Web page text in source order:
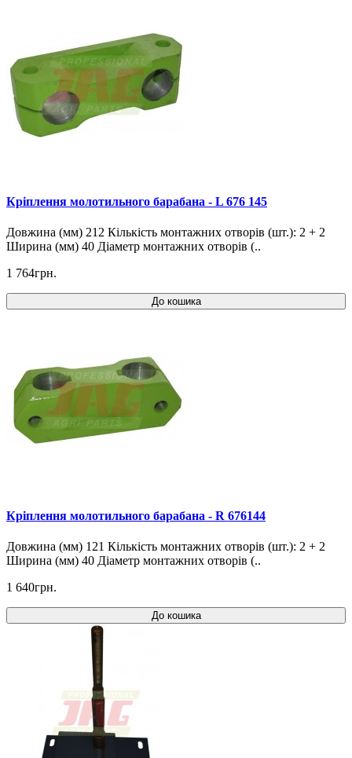
Кріплення молотильного барабана - L 676 145
Довжина (мм) 212 Кількість монтажних отворів (шт.): 2 + 2
Ширина (мм) 40 Діаметр монтажних отворів (..
1 764грн.
До кошика
Кріплення молотильного барабана - R 676144
Довжина (мм) 121 Кількість монтажних отворів (шт.): 2 + 2
Ширина (мм) 40 Діаметр монтажних отворів (..
1 640грн.
До кошика